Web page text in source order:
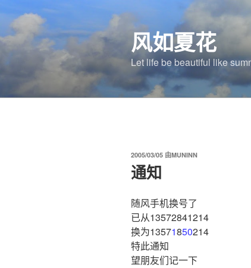
内
容
风如夏花
Let life be beautiful like
发
布
于
2005/03/05 由MUNINN
通知
随风手机换号了
已从13572841214
换为13571850214
特此通知
望朋友们记一下